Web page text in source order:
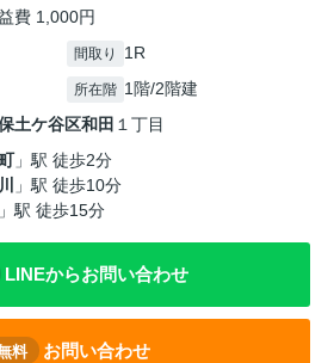
費 1,000円
間取り 1R
所在階 1階/2階建
土ケ谷区和田 １丁目
」駅 徒歩2分
」駅 徒歩10分
」駅 徒歩15分
LINEからお問い合わせ
料 お問い合わせ